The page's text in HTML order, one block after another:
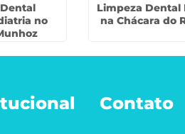
no
Limpeza
na Chácara do
Contato